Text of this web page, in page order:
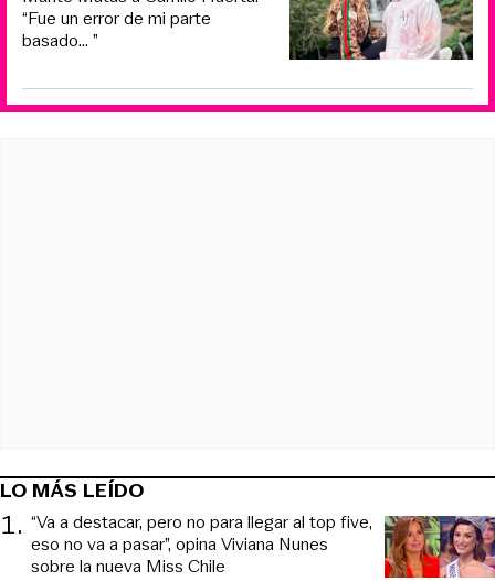
“Fue un error de mi parte
basado... ”
LO MÁS LEÍDO
1. “Va a destacar, pero no para llegar al top five,
eso no va a pasar”, opina Viviana Nunes
sobre la nueva Miss Chile